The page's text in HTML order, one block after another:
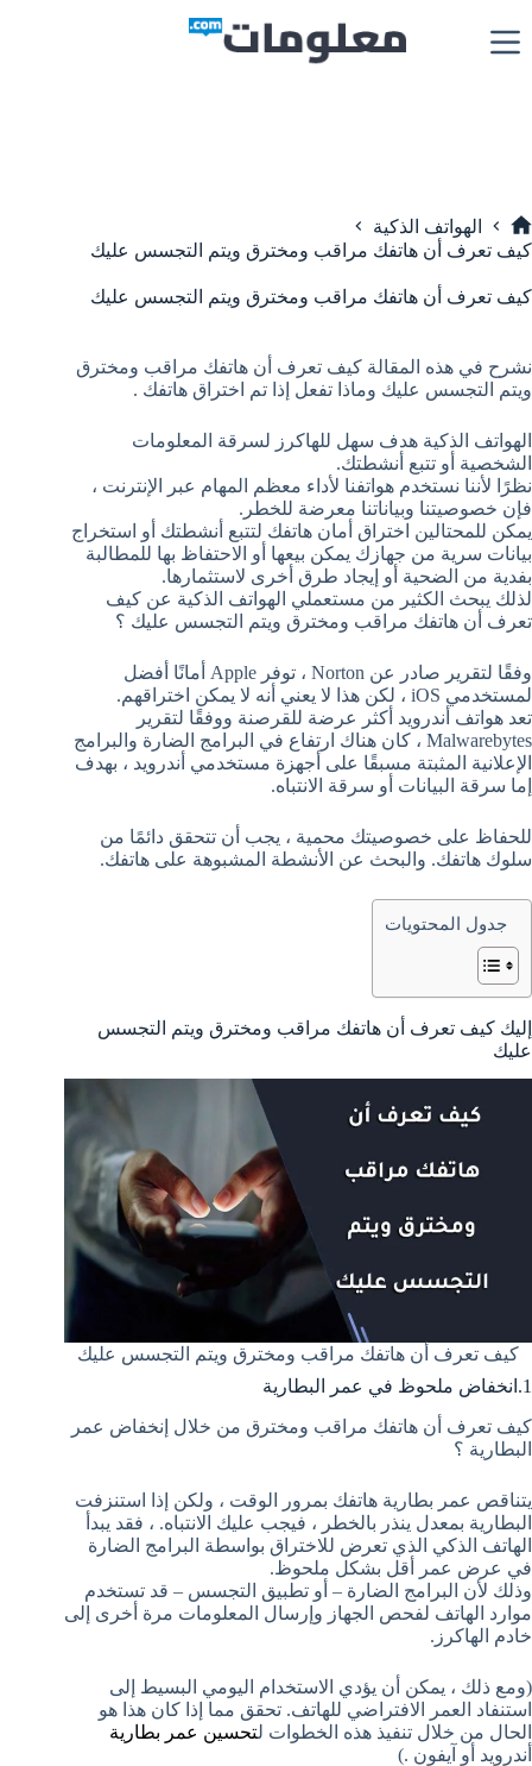
إلى
المحتوى
الرئيسية
الهواتف الذكية
كيف تعرف أن هاتفك مراقب ومخترق ويتم التجسس عليك
كيف تعرف أن هاتفك مراقب ومخترق ويتم التجسس عليك
نشرح في هذه المقالة كيف تعرف أن هاتفك مراقب ومخترق
ويتم التجسس عليك وماذا تفعل إذا تم اختراق هاتفك .
الهواتف الذكية هدف سهل للهاكرز لسرقة المعلومات
الشخصية أو تتبع أنشطتك.
نظرًا لأننا نستخدم هواتفنا لأداء معظم المهام عبر الإنترنت ،
فإن خصوصيتنا وبياناتنا معرضة للخطر.
يمكن للمحتالين اختراق أمان هاتفك لتتبع أنشطتك أو استخراج
بيانات سرية من جهازك يمكن بيعها أو الاحتفاظ بها للمطالبة
بفدية من الضحية أو إيجاد طرق أخرى لاستثمارها.
لذلك يبحث الكثير من مستعملي الهواتف الذكية عن كيف
تعرف أن هاتفك مراقب ومخترق ويتم التجسس عليك ؟
وفقًا لتقرير صادر عن Norton ، توفر Apple أمانًا أفضل
لمستخدمي iOS ، لكن هذا لا يعني أنه لا يمكن اختراقهم.
تعد هواتف أندرويد أكثر عرضة للقرصنة ووفقًا لتقرير
Malwarebytes ، كان هناك ارتفاع في البرامج الضارة والبرامج
الإعلانية المثبتة مسبقًا على أجهزة مستخدمي أندرويد ، بهدف
إما سرقة البيانات أو سرقة الانتباه.
للحفاظ على خصوصيتك محمية ، يجب أن تتحقق دائمًا من
سلوك هاتفك. والبحث عن الأنشطة المشبوهة على هاتفك.
جدول المحتويات
إليك كيف تعرف أن هاتفك مراقب ومخترق ويتم التجسس
عليك
كيف تعرف أن هاتفك مراقب ومخترق ويتم التجسس عليك
1.انخفاض ملحوظ في عمر البطارية
كيف تعرف أن هاتفك مراقب ومخترق من خلال إنخفاض عمر
البطارية ؟
يتناقص عمر بطارية هاتفك بمرور الوقت ، ولكن إذا استنزفت
البطارية بمعدل ينذر بالخطر ، فيجب عليك الانتباه. ، فقد يبدأ
الهاتف الذكي الذي تعرض للاختراق بواسطة البرامج الضارة
في عرض عمر أقل بشكل ملحوظ.
وذلك لأن البرامج الضارة – أو تطبيق التجسس – قد تستخدم
موارد الهاتف لفحص الجهاز وإرسال المعلومات مرة أخرى إلى
خادم الهاكرز.
(ومع ذلك ، يمكن أن يؤدي الاستخدام اليومي البسيط إلى
استنفاد العمر الافتراضي للهاتف. تحقق مما إذا كان هذا هو
الحال من خلال تنفيذ هذه الخطوات لتحسين عمر بطارية
أندرويد أو آيفون .)